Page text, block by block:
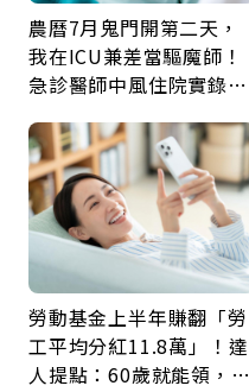
農曆7月鬼門開第二天，
我在ICU兼差當驅魔師！
急診醫師中風住院實錄：
勞動基金上半年賺翻「勞
工平均分紅11.8萬」！達
人提點：60歲就能領，重